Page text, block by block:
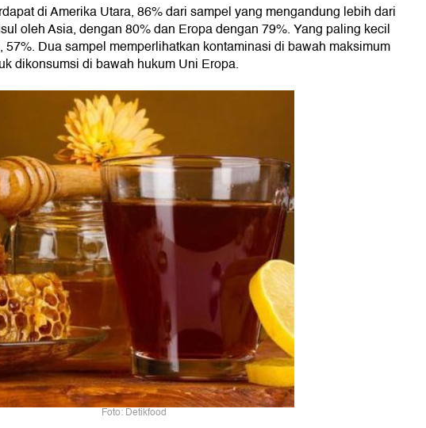
di Amerika Utara, 86% dari sampel yang mengandung lebih dari
oleh Asia, dengan 80% dan Eropa dengan 79%. Yang paling kecil
Dua sampel memperlihatkan kontaminasi di bawah maksimum
dikonsumsi di bawah hukum Uni Eropa.
Foto: Detikfood